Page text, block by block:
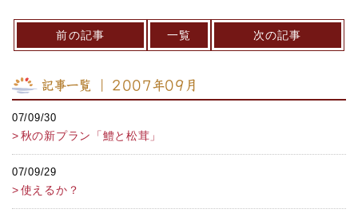
前の記事 一覧 次の記事
記事一覧 ｜ 2007年09月
07/09/30
秋の新プラン「鱧と松茸」
07/09/29
使えるか？